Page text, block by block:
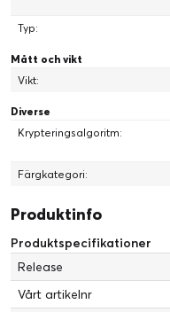
Typ:
Mått och vikt
Vikt:
Diverse
Krypteringsalgoritm:
Färgkategori:
Produktinfo
Produktspecifikationer
Release
Vårt artikelnr